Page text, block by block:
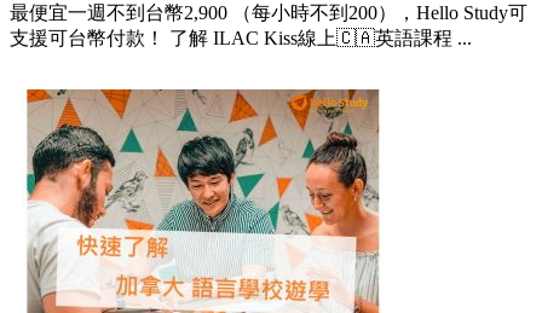
最便宜一週不到台幣2,900 （每小時不到200），Hello Study可
支援可台幣付款！ 了解 ILAC Kiss線上🇨🇦英語課程 ...